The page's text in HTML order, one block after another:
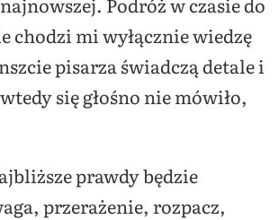
mi wyłącznie wiedzę
pisarza świadczą detale i
się głośno nie mówiło,
prawdy będzie
przerażenie, rozpacz,